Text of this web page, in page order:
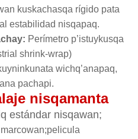
kuskachasqa rígido pata
estabilidad nisqapaq.
Perímetro p’istuykusqa
shrink-wrap)
wichq’anapaq,
pachapi.
nisqamanta
estándar nisqawan;